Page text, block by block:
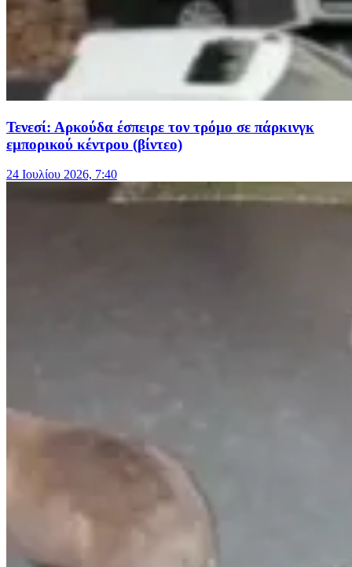
Τενεσί: Αρκούδα έσπειρε τον τρόμο σε πάρκινγκ
εμπορικού κέντρου (βίντεο)
24 Ιουλίου 2026, 7:40